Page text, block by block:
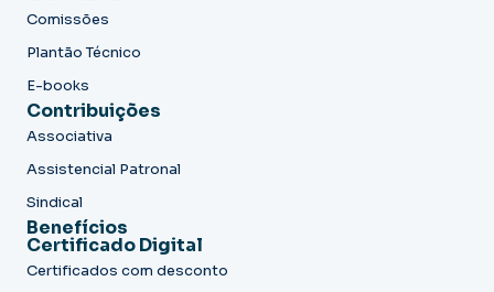
Comissões
Plantão Técnico
E-books
Contribuições
Associativa
Assistencial Patronal
Sindical
Benefícios
Certificado Digital
Certificados com desconto